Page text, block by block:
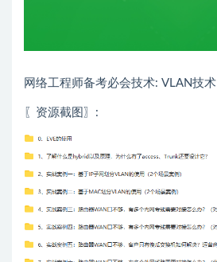
网络工程师备考必会技术: VLAN技术
〖资源截图〗: